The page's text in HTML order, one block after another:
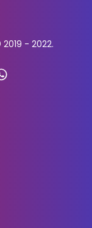
2019 - 2022.